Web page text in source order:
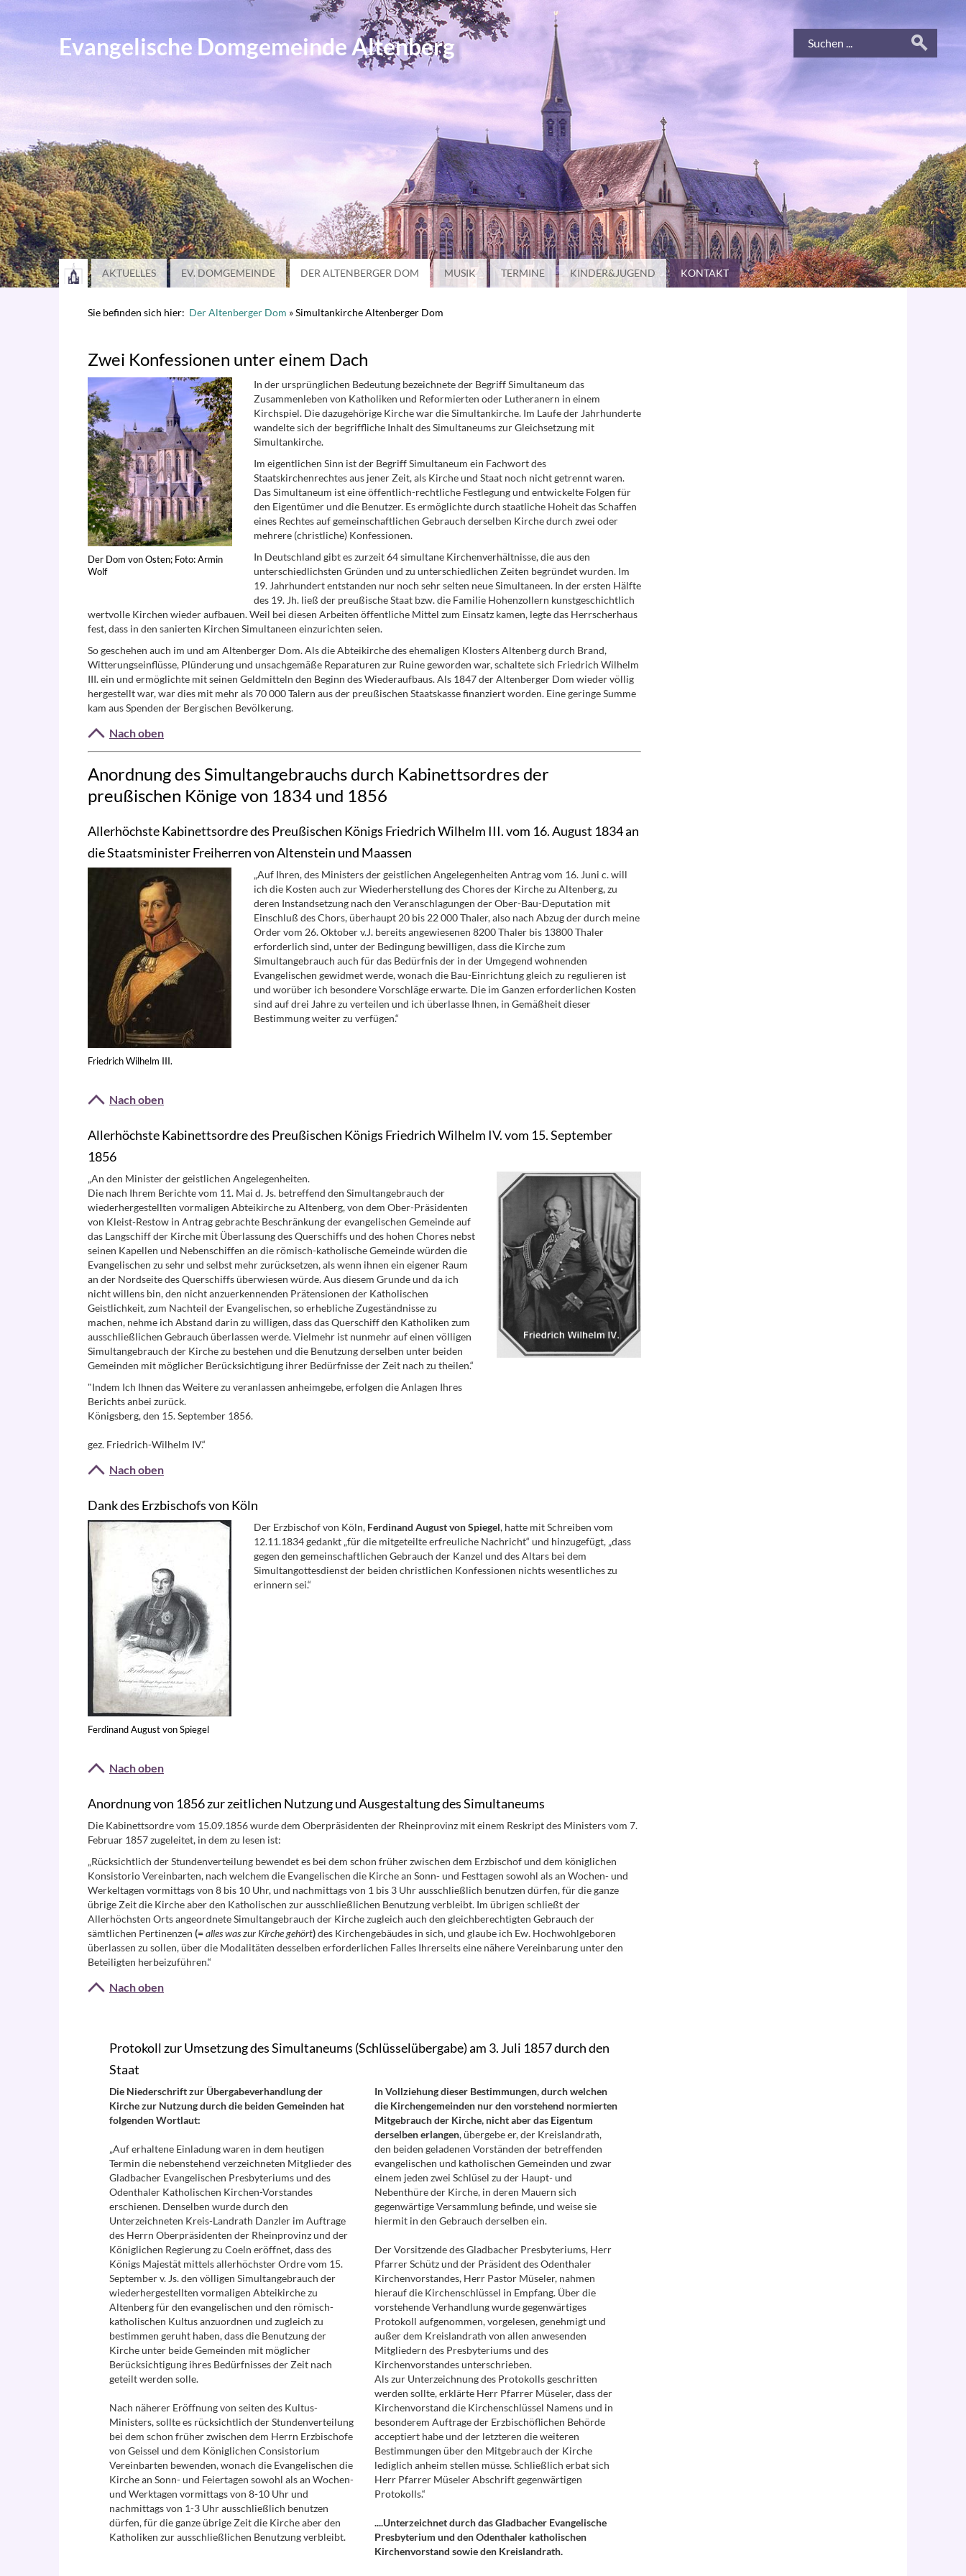
Evangelische Domgemeinde Altenberg
AKTUELLES EV. DOMGEMEINDE DER ALTENBERGER DOM MUSIK TERMINE KINDER&JUGEND KONTAKT
Sie befinden sich hier: Der Altenberger Dom »Simultankirche Altenberger Dom
Zwei Konfessionen unter einem Dach
Der Dom von Osten; Foto: Armin
Wolf
In der ursprünglichen Bedeutung bezeichnete der Begriff Simultaneum das
Zusammenleben von Katholiken und Reformierten oder Lutheranern in einem
Kirchspiel. Die dazugehörige Kirche war die Simultankirche. Im Laufe der Jahrhunderte
wandelte sich der begriffliche Inhalt des Simultaneums zur Gleichsetzung mit
Simultankirche.
Im eigentlichen Sinn ist der Begriff Simultaneum ein Fachwort des
Staatskirchenrechtes aus jener Zeit, als Kirche und Staat noch nicht getrennt waren.
Das Simultaneum ist eine öffentlich-rechtliche Festlegung und entwickelte Folgen für
den Eigentümer und die Benutzer. Es ermöglichte durch staatliche Hoheit das Schaffen
eines Rechtes auf gemeinschaftlichen Gebrauch derselben Kirche durch zwei oder
mehrere (christliche) Konfessionen.
In Deutschland gibt es zurzeit 64 simultane Kirchenverhältnisse, die aus den
unterschiedlichsten Gründen und zu unterschiedlichen Zeiten begründet wurden. Im
19. Jahrhundert entstanden nur noch sehr selten neue Simultaneen. In der ersten Hälfte
des 19. Jh. ließ der preußische Staat bzw. die Familie Hohenzollern kunstgeschichtlich
wertvolle Kirchen wieder aufbauen. Weil bei diesen Arbeiten öffentliche Mittel zum Einsatz kamen, legte das Herrscherhaus
fest, dass in den sanierten Kirchen Simultaneen einzurichten seien.
So geschehen auch im und am Altenberger Dom. Als die Abteikirche des ehemaligen Klosters Altenberg durch Brand,
Witterungseinflüsse, Plünderung und unsachgemäße Reparaturen zur Ruine geworden war, schaltete sich Friedrich Wilhelm
III. ein und ermöglichte mit seinen Geldmitteln den Beginn des Wiederaufbaus. Als 1847 der Altenberger Dom wieder völlig
hergestellt war, war dies mit mehr als 70 000 Talern aus der preußischen Staatskasse finanziert worden. Eine geringe Summe
kam aus Spenden der Bergischen Bevölkerung.
Nach oben
Anordnung des Simultangebrauchs durch Kabinettsordres der
preußischen Könige von 1834 und 1856
Allerhöchste Kabinettsordre des Preußischen Königs Friedrich Wilhelm III. vom 16. August 1834 an
die Staatsminister Freiherren von Altenstein und Maassen
Friedrich Wilhelm III.
„Auf Ihren, des Ministers der geistlichen Angelegenheiten Antrag vom 16. Juni c. will
ich die Kosten auch zur Wiederherstellung des Chores der Kirche zu Altenberg, zu
deren Instandsetzung nach den Veranschlagungen der Ober-Bau-Deputation mit
Einschluß des Chors, überhaupt 20 bis 22 000 Thaler, also nach Abzug der durch meine
Order vom 26. Oktober v.J. bereits angewiesenen 8200 Thaler bis 13800 Thaler
erforderlich sind,unter der Bedingung bewilligen, dass die Kirche zum
Simultangebrauch auch für das Bedürfnis der in der Umgegend wohnenden
Evangelischen gewidmet werde, wonach die Bau-Einrichtung gleich zu regulieren ist
und worüber ich besondere Vorschläge erwarte. Die im Ganzen erforderlichen Kosten
sind auf drei Jahre zu verteilen und ich überlasse Ihnen, in Gemäßheit dieser
Bestimmung weiter zu verfügen.“
Nach oben
Allerhöchste Kabinettsordre des Preußischen Königs Friedrich Wilhelm IV. vom 15. September
1856
„An den Minister der geistlichen Angelegenheiten.
Die nach Ihrem Berichte vom 11. Mai d. Js. betreffend den Simultangebrauch der
wiederhergestellten vormaligen Abteikirche zu Altenberg, von dem Ober-Präsidenten
von Kleist-Restow in Antrag gebrachte Beschränkung der evangelischen Gemeinde auf
das Langschiff der Kirche mit Überlassung des Querschiffs und des hohen Chores nebst
seinen Kapellen und Nebenschiffen an die römisch-katholische Gemeinde würden die
Evangelischen zu sehr und selbst mehr zurücksetzen, als wenn ihnen ein eigener Raum
an der Nordseite des Querschiffs überwiesen würde. Aus diesem Grunde und da ich
nicht willens bin, den nicht anzuerkennenden Prätensionen der Katholischen
Geistlichkeit, zum Nachteil der Evangelischen, so erhebliche Zugeständnisse zu
machen, nehme ich Abstand darin zu willigen, dass das Querschiff den Katholiken zum
ausschließlichen Gebrauch überlassen werde. Vielmehr ist nunmehr auf einen völligen
Simultangebrauch der Kirche zu bestehen und die Benutzung derselben unter beiden
Gemeinden mit möglicher Berücksichtigung ihrer Bedürfnisse der Zeit nach zu theilen.“
"Indem Ich Ihnen das Weitere zu veranlassen anheimgebe, erfolgen die Anlagen Ihres
Berichts anbei zurück.
Königsberg, den 15. September 1856.
gez. Friedrich-Wilhelm IV.“
Nach oben
Dank des Erzbischofs von Köln
Ferdinand August von Spiegel
Der Erzbischof von Köln, Ferdinand August von Spiegel, hatte mit Schreiben vom
12.11.1834 gedankt „für die mitgeteilte erfreuliche Nachricht“ und hinzugefügt, „dass
gegen den gemeinschaftlichen Gebrauch der Kanzel und des Altars bei dem
Simultangottesdienst der beiden christlichen Konfessionen nichts wesentliches zu
erinnern sei.“
Nach oben
Anordnung von 1856 zur zeitlichen Nutzung und Ausgestaltung des Simultaneums
Die Kabinettsordre vom 15.09.1856 wurde dem Oberpräsidenten der Rheinprovinz mit einem Reskript des Ministers vom 7.
Februar 1857 zugeleitet, in dem zu lesen ist:
„Rücksichtlich der Stundenverteilung bewendet es bei dem schon früher zwischen dem Erzbischof und dem königlichen
Konsistorio Vereinbarten, nach welchem die Evangelischen die Kirche an Sonn- und Festtagen sowohl als an Wochen- und
Werkeltagen vormittags von 8 bis 10 Uhr, und nachmittags von 1 bis 3 Uhr ausschließlich benutzen dürfen, für die ganze
übrige Zeit die Kirche aber den Katholischen zur ausschließlichen Benutzung verbleibt. Im übrigen schließt der
Allerhöchsten Orts angeordnete Simultangebrauch der Kirche zugleich auch den gleichberechtigten Gebrauch der
sämtlichen Pertinenzen (=alles was zur Kirche gehört)des Kirchengebäudes in sich, und glaube ich Ew. Hochwohlgeboren
überlassen zu sollen, über die Modalitäten desselben erforderlichen Falles Ihrerseits eine nähere Vereinbarung unter den
Beteiligten herbeizuführen.“
Nach oben
Protokoll zur Umsetzung des Simultaneums (Schlüsselübergabe) am 3. Juli 1857 durch den
Staat
Die Niederschrift zur Übergabeverhandlung der
Kirche zur Nutzung durch die beiden Gemeinden hat
folgenden Wortlaut:
„Auf erhaltene Einladung waren in dem heutigen
Termin die nebenstehend verzeichneten Mitglieder des
Gladbacher Evangelischen Presbyteriums und des
Odenthaler Katholischen Kirchen-Vorstandes
erschienen. Denselben wurde durch den
Unterzeichneten Kreis-Landrath Danzler im Auftrage
des Herrn Oberpräsidenten der Rheinprovinz und der
Königlichen Regierung zu Coeln eröffnet, dass des
Königs Majestät mittels allerhöchster Ordre vom 15.
September v. Js. den völligen Simultangebrauch der
wiederhergestellten vormaligen Abteikirche zu
Altenberg für den evangelischen und den römisch-
katholischen Kultus anzuordnen und zugleich zu
bestimmen geruht haben, dass die Benutzung der
Kirche unter beide Gemeinden mit möglicher
Berücksichtigung ihres Bedürfnisses der Zeit nach
geteilt werden solle.
Nach näherer Eröffnung von seiten des Kultus-
Ministers, sollte es rücksichtlich der Stundenverteilung
bei dem schon früher zwischen dem Herrn Erzbischofe
von Geissel und dem Königlichen Consistorium
Vereinbarten bewenden, wonach die Evangelischen die
Kirche an Sonn- und Feiertagen sowohl als an Wochen-
und Werktagen vormittags von 8-10 Uhr und
nachmittags von 1-3 Uhr ausschließlich benutzen
dürfen, für die ganze übrige Zeit die Kirche aber den
Katholiken zur ausschließlichen Benutzung verbleibt.
In Vollziehung dieser Bestimmungen, durch welchen
die Kirchengemeinden nur den vorstehend normierten
Mitgebrauch der Kirche, nicht aber das Eigentum
derselben erlangen, übergebe er, der Kreislandrath,
den beiden geladenen Vorständen der betreffenden
evangelischen und katholischen Gemeinden und zwar
einem jeden zwei Schlüsel zu der Haupt- und
Nebenthüre der Kirche, in deren Mauern sich
gegenwärtige Versammlung befinde, und weise sie
hiermit in den Gebrauch derselben ein.
Der Vorsitzende des Gladbacher Presbyteriums, Herr
Pfarrer Schütz und der Präsident des Odenthaler
Kirchenvorstandes, Herr Pastor Müseler, nahmen
hierauf die Kirchenschlüssel in Empfang. Über die
vorstehende Verhandlung wurde gegenwärtiges
Protokoll aufgenommen, vorgelesen, genehmigt und
außer dem Kreislandrath von allen anwesenden
Mitgliedern des Presbyteriums und des
Kirchenvorstandes unterschrieben.
Als zur Unterzeichnung des Protokolls geschritten
werden sollte, erklärte Herr Pfarrer Müseler, dass der
Kirchenvorstand die Kirchenschlüssel Namens und in
besonderem Auftrage der Erzbischöflichen Behörde
acceptiert habe und der letzteren die weiteren
Bestimmungen über den Mitgebrauch der Kirche
lediglich anheim stellen müsse. Schließlich erbat sich
Herr Pfarrer Müseler Abschrift gegenwärtigen
Protokolls.“
....Unterzeichnet durch das Gladbacher Evangelische
Presbyterium und den Odenthaler katholischen
Kirchenvorstand sowie den Kreislandrath.